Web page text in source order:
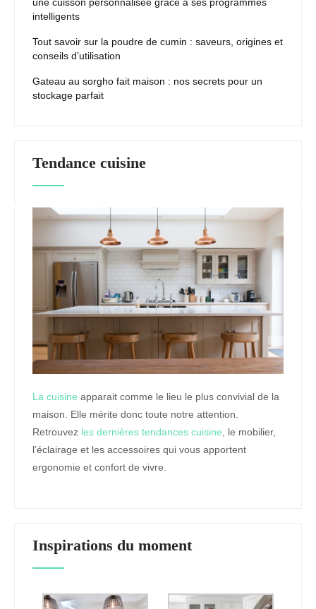
intelligents
Tout savoir sur la poudre de cumin : saveurs, origines et
conseils d’utilisation
Gateau au sorgho fait maison : nos secrets pour un
stockage parfait
Tendance cuisine
La cuisine apparait comme le lieu le plus convivial de la
maison. Elle mérite donc toute notre attention.
Retrouvez les dernières tendances cuisine, le mobilier,
l’éclairage et les accessoires qui vous apportent
ergonomie et confort de vivre.
Inspirations du moment